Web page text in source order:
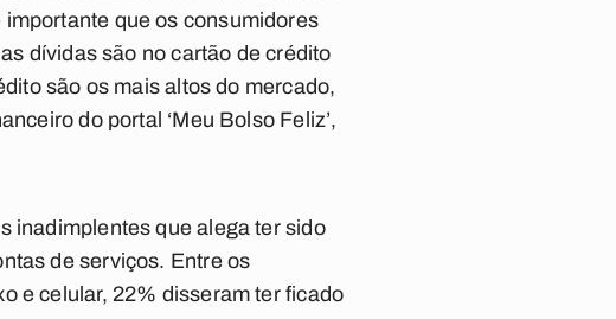
que os consumidores
dívidas são no cartão de crédito
são os mais altos do mercado,
do portal ‘Meu Bolso Feliz’,
inadimplentes que alega ter sido
de serviços. Entre os
e celular, 22% disseram ter ficado